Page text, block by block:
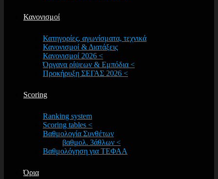
Κανονισμοί
Κατηγορίες, αγωνίσματα, τεχνικά
Κανονισμοί & Διατάξεις
Κανονισμοί 2026 <
Όργανα ρίψεων & Εμπόδια <
Προκήρυξη ΣΕΓΑΣ 2026 <
Scoring
Ranking system
Scoring tables <
Βαθμολογία Συνθέτων
βαθμολ. 3άθλων <
Βαθμολόγηση για ΤΕΦΑΑ
Όρια